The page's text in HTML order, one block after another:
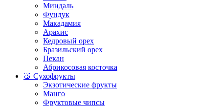
Миндаль
Фундук
Макадамия
Арахис
Кедровый орех
Бразильский орех
Пекан
Абрикосовая косточка
🍑 Сухофрукты
Экзотические фрукты
Манго
Фруктовые чипсы